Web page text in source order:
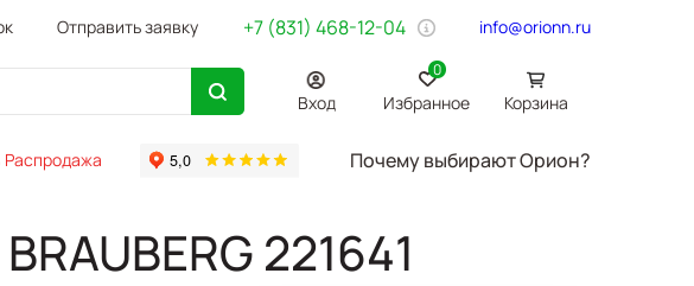
Отправить заявку +7 (831) 468-12-04 info@orionn.ru
Вход Избранное
0
Корзина
Распродажа Канцтовары Бумага Svetocopy A4 Бытовая химия Хозтовары
Почему выбирают Орион?
221641